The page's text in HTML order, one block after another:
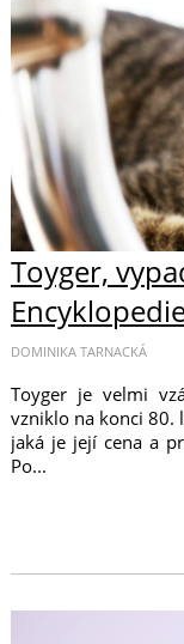
Toyger,
DOMINIKA TARNACKÁ
Toyger je velmi
vzniklo na konci 80.
jaká je její cena a
Po...